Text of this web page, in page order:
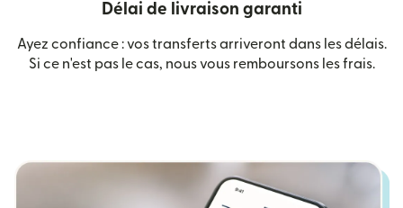
Délai de livraison garanti
Ayez confiance : vos transferts arriveront dans les délais.
Si ce n'est pas le cas, nous vous remboursons les frais.